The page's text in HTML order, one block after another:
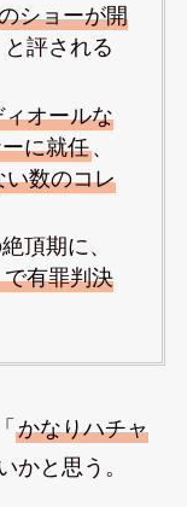
ショーが開
評される
オールな
に就任、
い数のコレ
頂期に、
有罪判決
かなりハチャ
かと思う。